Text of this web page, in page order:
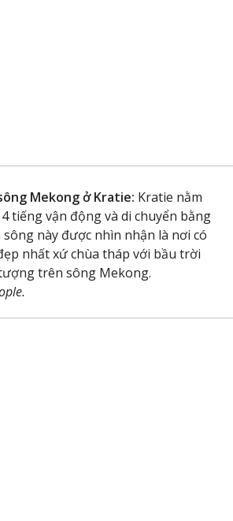
Mekong ở Kratie: Kratie nằm
tiếng vận động và di chuyển bằng
sông này được nhìn nhận là nơi có
nhất xứ chùa tháp với bầu trời
trên sông Mekong.